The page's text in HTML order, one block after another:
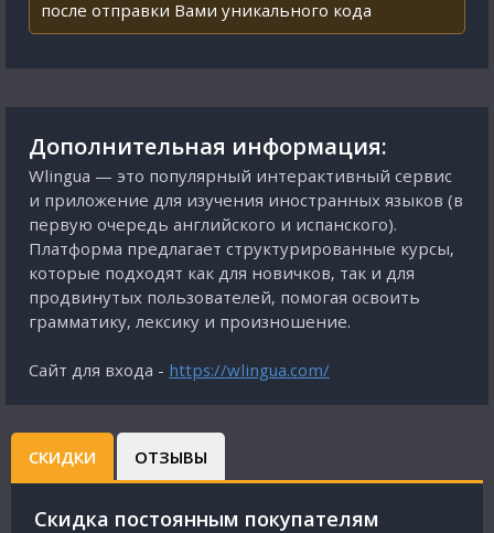
после отправки Вами уникального кода
Дополнительная информация:
Wlingua — это популярный интерактивный сервис
и приложение для изучения иностранных языков (в
первую очередь английского и испанского).
Платформа предлагает структурированные курсы,
которые подходят как для новичков, так и для
продвинутых пользователей, помогая освоить
грамматику, лексику и произношение.
Сайт для входа - https://wlingua.com/
СКИДКИ ОТЗЫВЫ
Cкидка постоянным покупателям